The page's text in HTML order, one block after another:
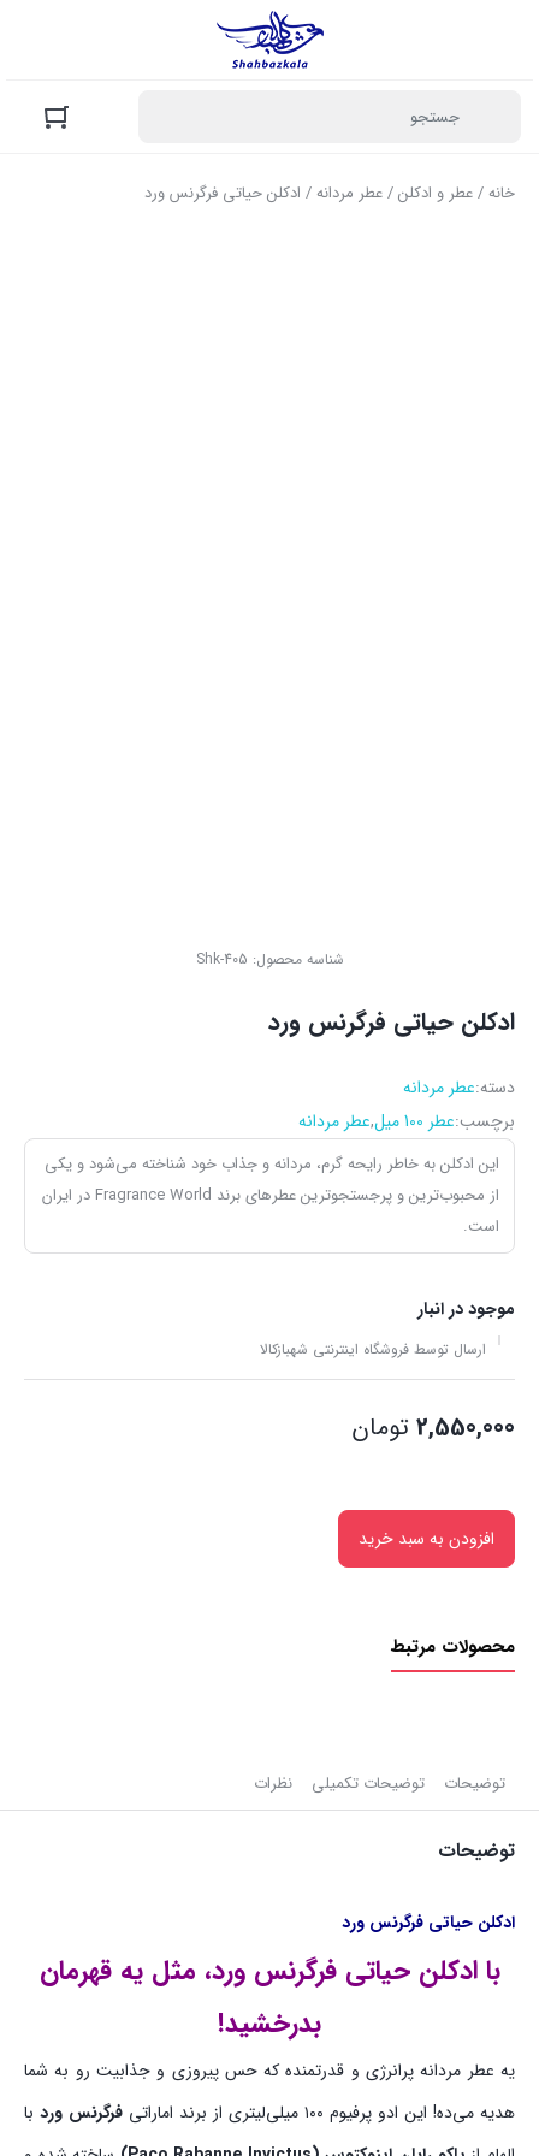
خانه/عطر و ادکلن/عطر مردانه/ ادکلن حیاتی فرگرنس ورد
شناسه محصول: Shk-405
ادکلن حیاتی فرگرنس ورد
دسته:عطر مردانه
برچسب:عطر 100 میل ,عطر مردانه
این ادکلن به خاطر رایحه گرم، مردانه و جذاب خود شناخته می‌شود و یکی
از محبوب‌ترین و پرجستجوترین عطرهای برند Fragrance World در ایران
است.
موجود در انبار
ارسال توسط فروشگاه اینترنتی شهبازکالا
2,550,000 تومان
افزودن به سبد خرید
محصولات مرتبط
توضیحات توضیحات تکمیلی نظرات
توضیحات
ادکلن حیاتی فرگرنس ورد
با ادکلن حیاتی فرگرنس ورد، مثل یه قهرمان
بدرخشید!
یه عطر مردانه پرانرژی و قدرتمنده که حس پیروزی و جذابیت رو به شما
هدیه می‌ده! این ادو پرفیوم ۱۰۰ میلی‌لیتری از برند اماراتی
فرگرنس ورد با